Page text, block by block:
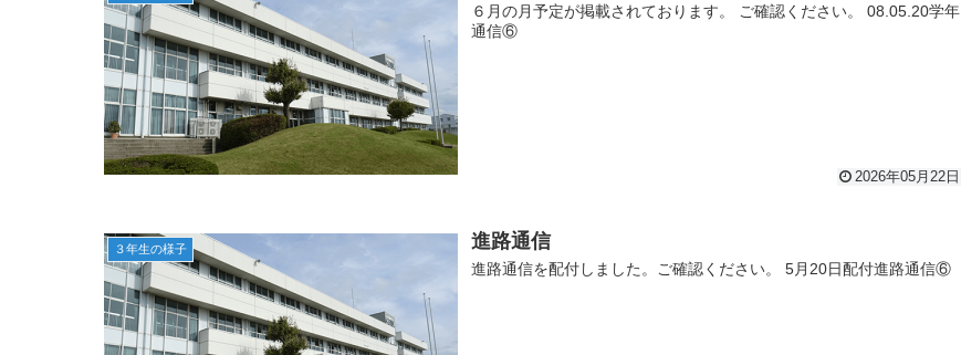
６月の月予定が掲載されております。 ご確認ください。 08.05.20学年
通信⑥
2026年05月22日
３年生の様子 進路通信
進路通信を配付しました。ご確認ください。 5月20日配付進路通信⑥